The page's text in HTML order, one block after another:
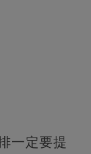
一定要提